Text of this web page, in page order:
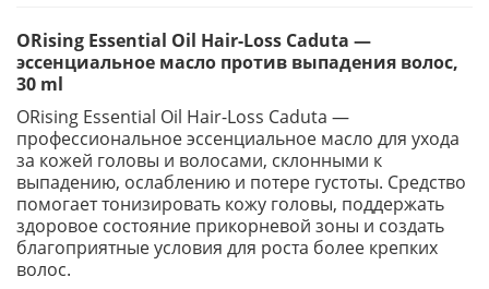
ORising Essential Oil Hair-Loss Caduta —
эссенциальное масло против выпадения волос,
30 ml
ORising Essential Oil Hair-Loss Caduta —
профессиональное эссенциальное масло для ухода
за кожей головы и волосами, склонными к
выпадению, ослаблению и потере густоты. Средство
помогает тонизировать кожу головы, поддержать
здоровое состояние прикорневой зоны и создать
благоприятные условия для роста более крепких
волос.